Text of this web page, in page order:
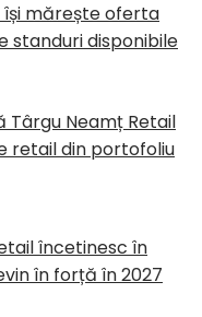
mărește oferta
standuri disponibile
Târgu Neamț Retail
retail din portofoliu
încetinesc în
în forță în 2027